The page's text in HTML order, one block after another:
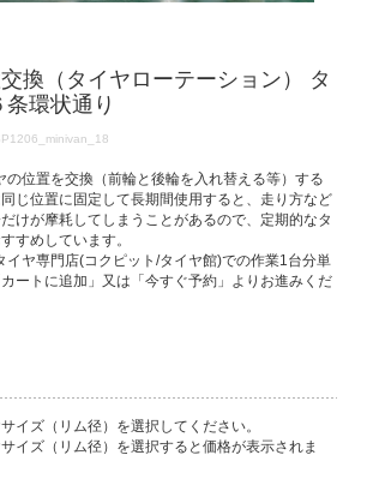
換（タイヤローテーション） タ
環状通り
の位置を交換（前輪と後輪を入れ替える等）する
じ位置に固定して長期間使用すると、走り方など
けが摩耗してしまうことがあるので、定期的なタ
すめしています。
イヤ専門店(コクピット/タイヤ館)での作業1台分単
ートに追加」又は「今すぐ予約」よりお進みくだ
イズ（リム径）を選択してください。
イズ（リム径）を選択すると価格が表示されま